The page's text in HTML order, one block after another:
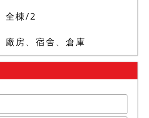
全棟/2
廠房、宿舍、倉庫